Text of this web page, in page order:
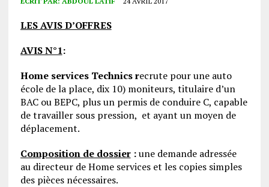
LES AVIS D’OFFRES
AVIS N°1:
Home services Technics recrute pour une auto
école de la place, dix 10) moniteurs, titulaire d’un
BAC ou BEPC, plus un permis de conduire C, capable
de travailler sous pression, et ayant un moyen de
déplacement.
Composition de dossier:une demande adressée
au directeur de Home services et les copies simples
des pièces nécessaires.